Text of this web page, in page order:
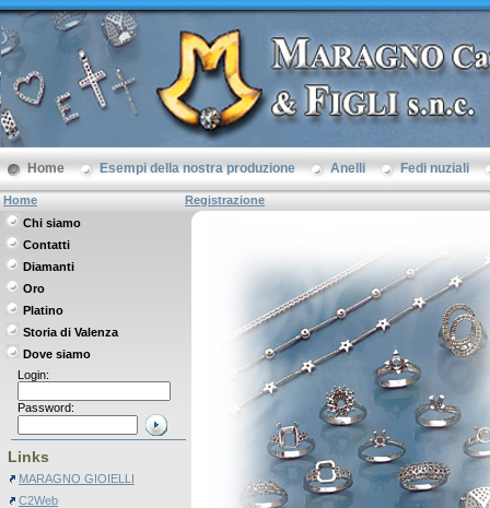
Home Esempi della nostra produzione Anelli Fedi nuziali
Home
Registrazione
Chi siamo
Contatti
Diamanti
Oro
Platino
Storia di Valenza
Dove siamo
Login:
Password:
Links
MARAGNO GIOIELLI
C2Web